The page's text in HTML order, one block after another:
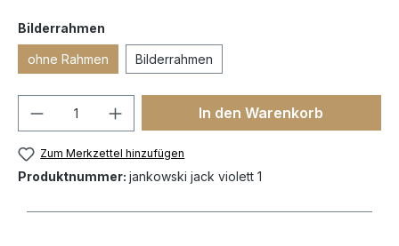
Bilderrahmen
ohne Rahmen Bilderrahmen
In den Warenkorb
Zum Merkzettel hinzufügen
Produktnummer: jankowski jack violett 1